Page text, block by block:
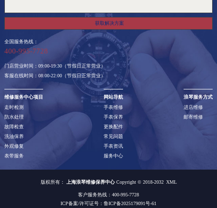
获取解决方案
全国服务热线：
400-995-7728
门店营业时间：09:00-19:30（节假日正常营业）
客服在线时间：08:00-22:00（节假日正常营业）
维修服务中心项目
走时检测
防水处理
故障检查
洗油保养
外观修复
表带服务
网站导航
手表维修
手表保养
更换配件
常见问题
手表资讯
服务中心
浪琴服务方式
进店维修
邮寄维修
版权所有： 上海浪琴维修保养中心Copyright © 2018-2032 XML
客户服务热线：400-995-7728
ICP备案/许可证号： 鲁ICP备2025179091号-61